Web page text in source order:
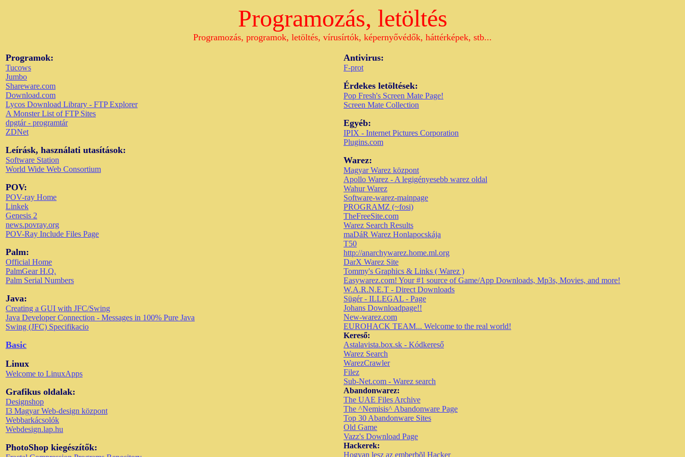
Programozás, letöltés
Programozás, programok, letöltés, vírusírtók, képernyővédők, háttérképek, stb...
Programok:
Tucows
Jumbo
Shareware.com
Download.com
Lycos Download Library - FTP Explorer
A Monster List of FTP Sites
dpgtár - programtár
ZDNet
Leírásk, használati utasítások:
Software Station
World Wide Web Consortium
POV:
POV-ray Home
Linkek
Genesis 2
news.povray.org
POV-Ray Include Files Page
Palm:
Official Home
PalmGear H.Q.
Palm Serial Numbers
Java:
Creating a GUI with JFC/Swing
Java Developer Connection - Messages in 100% Pure Java
Swing (JFC) Specifikacio
Basic
Linux
Welcome to LinuxApps
Grafikus oldalak:
Designshop
I3 Magyar Web-design központ
Webbarkácsolók
Webdesign.lap.hu
PhotoShop kiegészítők:
Antivirus:
F-prot
Érdekes letöltések:
Pop Fresh's Screen Mate Page!
Screen Mate Collection
Egyéb:
IPIX - Internet Pictures Corporation
Plugins.com
Warez:
Magyar Warez központ
Apollo Warez - A legigényesebb warez oldal
Wahur Warez
Software-warez-mainpage
PROGRAMZ (~fosi)
TheFreeSite.com
Warez Search Results
maDáR Warez Honlapocskája
T50
http://anarchywarez.home.ml.org
DarX Warez Site
Tommy's Graphics & Links ( Warez )
Easywarez.com! Your #1 source of Game/App Downloads, Mp3s, Movies, and more!
W.A.R.N.E.T - Direct Downloads
Sügér - ILLEGAL - Page
Johans Downloadpage!!
New-warez.com
EUROHACK TEAM... Welcome to the real world!
Kereső:
Astalavista.box.sk - Kódkereső
Warez Search
WarezCrawler
Filez
Sub-Net.com - Warez search
Abandonwarez:
The UAE Files Archive
The ^Nemisis^ Abandonware Page
Top 30 Abandonware Sites
Old Game
Vazz's Download Page
Hackerek:
Hogyan lesz az emberbõl Hacker